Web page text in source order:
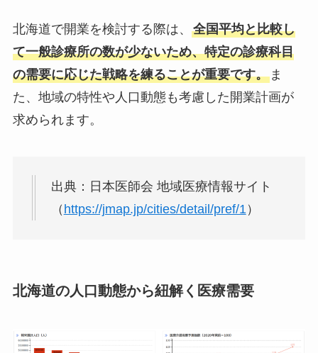
北海道で開業を検討する際は、 全国平均と比較し
て一般診療所の数が少ないため、特定の診療科目
の需要に応じた戦略を練ることが重要です。ま
た、地域の特性や人口動態も考慮した開業計画が
求められます。
出典：日本医師会 地域医療情報サイト
（ https://jmap.jp/cities/detail/pref/1）
北海道の人口動態から紐解く医療需要